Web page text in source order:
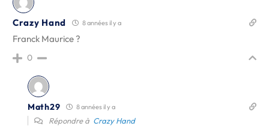
Crazy Hand 8 années il y a
Franck Maurice ?
0
Math29 8 années il y a
Répondre à Crazy Hand